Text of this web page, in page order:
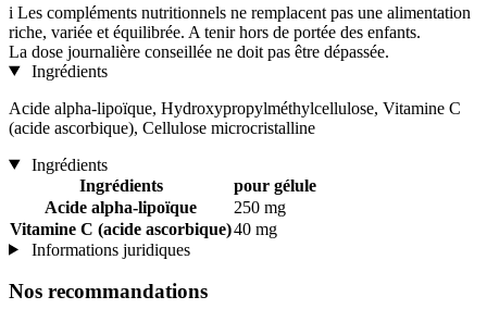
i Les compléments nutritionnels ne remplacent pas une alimentation
riche, variée et équilibrée. A tenir hors de portée des enfants.
La dose journalière conseillée ne doit pas être dépassée.
Ingrédients
Acide alpha-lipoïque, Hydroxypropylméthylcellulose, Vitamine C
(acide ascorbique), Cellulose microcristalline
Ingrédients
Ingrédients
pour gélule
Acide alpha-lipoïque
250 mg
Vitamine C (acide ascorbique)40 mg
Informations juridiques
Nos recommandations